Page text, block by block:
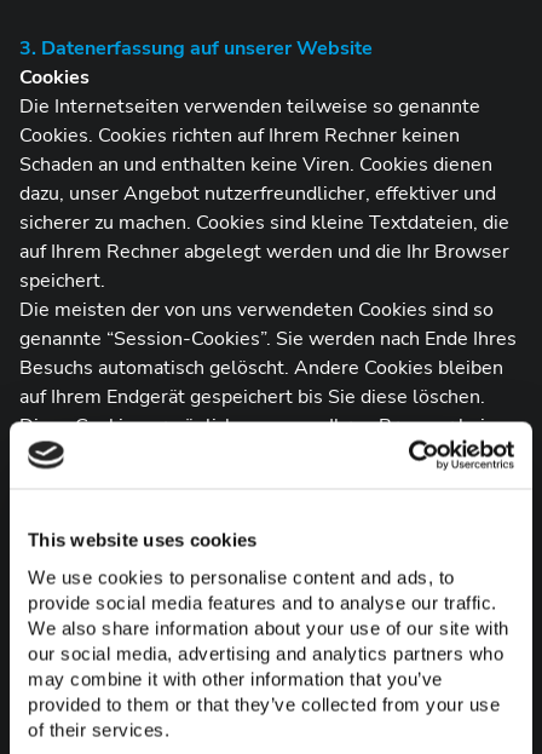
This website uses cookies
We use cookies to personalise content and ads, to
provide social media features and to analyse our traffic.
We also share information about your use of our site with
our social media, advertising and analytics partners who
may combine it with other information that you’ve
provided to them or that they’ve collected from your use
of their services.
3. Datenerfassung auf unserer Website
Cookies
Die Internetseiten verwenden teilweise so genannte
Cookies. Cookies richten auf Ihrem Rechner keinen
Schaden an und enthalten keine Viren. Cookies dienen
dazu, unser Angebot nutzerfreundlicher, effektiver und
sicherer zu machen. Cookies sind kleine Textdateien, die
auf Ihrem Rechner abgelegt werden und die Ihr Browser
speichert.
Die meisten der von uns verwendeten Cookies sind so
genannte “Session-Cookies”. Sie werden nach Ende Ihres
Besuchs automatisch gelöscht. Andere Cookies bleiben
auf Ihrem Endgerät gespeichert bis Sie diese löschen.
Diese Cookies ermöglichen es uns, Ihren Browser beim
nächsten Besuch wiederzuerkennen.
nur im Einzelfall erlauben, die Annahme von Cookies für
bestimmte Fälle oder generell ausschließen sowie das
automatische Löschen der Cookies beim Schließen des
Browser aktivieren. Bei der Deaktivierung von Cookies
kann die Funktionalität dieser Website eingeschränkt
sein.
Cookies, die zur Durchführung des elektronischen
Kommunikationsvorgangs oder zur Bereitstellung